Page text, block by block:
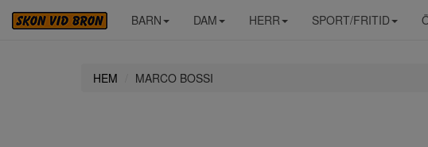
BARN DAM HERR SPORT/FRITID
HEM MARCO BOSSI